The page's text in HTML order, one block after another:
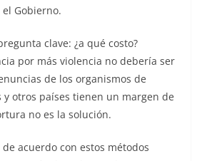
Gobierno.
clave: ¿a qué costo?
por más violencia no debería ser
de los organismos de
y otros países tienen un margen de
no es la solución.
acuerdo con estos métodos